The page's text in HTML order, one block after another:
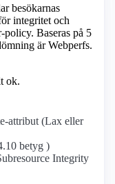
besökarnas
integritet och
policy. Baseras på 5
är Webperfs.
ok.
attribut (Lax eller
betyg )
Integrity